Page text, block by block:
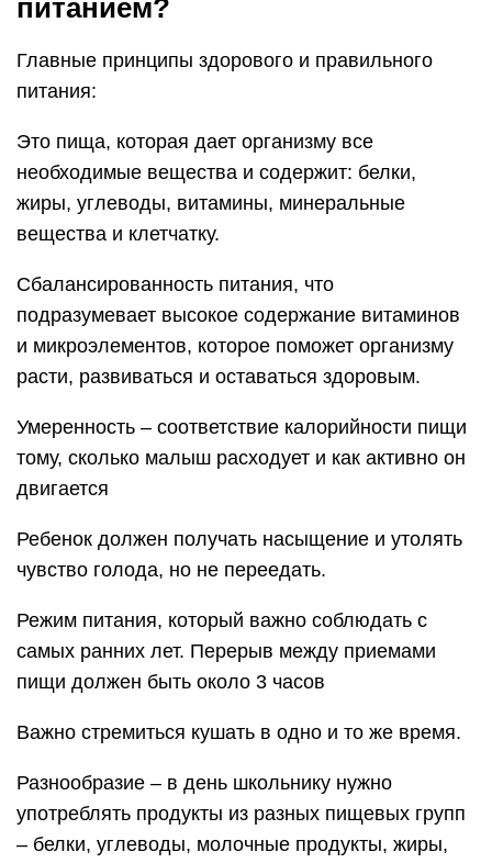
питанием?
Главные принципы здорового и правильного
питания:
Это пища, которая дает организму все
необходимые вещества и содержит: белки,
жиры, углеводы, витамины, минеральные
вещества и клетчатку.
Сбалансированность питания, что
подразумевает высокое содержание витаминов
и микроэлементов, которое поможет организму
расти, развиваться и оставаться здоровым.
Умеренность – соответствие калорийности пищи
тому, сколько малыш расходует и как активно он
двигается
Ребенок должен получать насыщение и утолять
чувство голода, но не переедать.
Режим питания, который важно соблюдать с
самых ранних лет. Перерыв между приемами
пищи должен быть около 3 часов
Важно стремиться кушать в одно и то же время.
Разнообразие – в день школьнику нужно
употреблять продукты из разных пищевых групп
– белки, углеводы, молочные продукты, жиры,